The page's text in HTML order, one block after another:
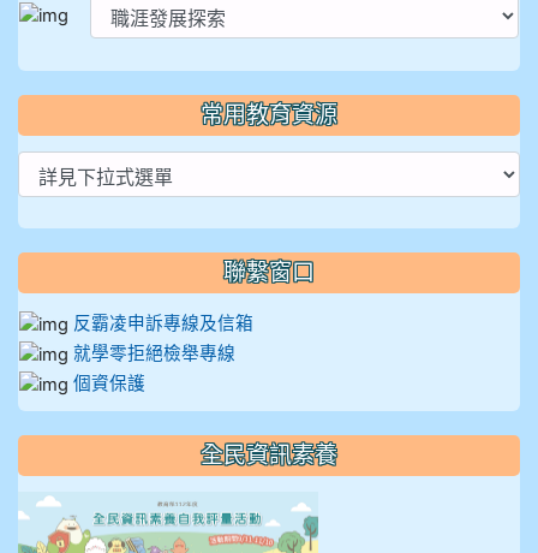
常用教育資源
聯繫窗口
反霸凌申訴專線及信箱
就學零拒絕檢舉專線
個資保護
全民資訊素養